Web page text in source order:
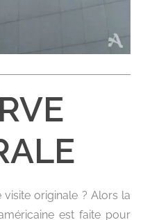
visite originale ? Alors la
est faite pour